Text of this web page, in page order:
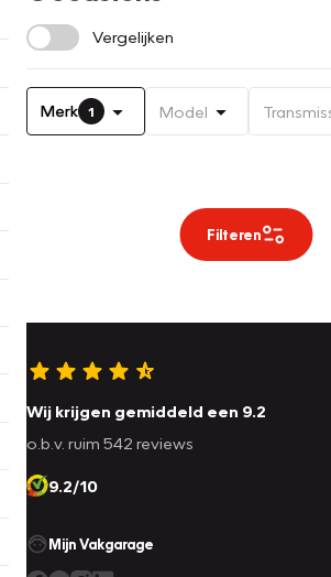
Vergelijken
Merk 1 Model
Filteren
Wij krijgen gemiddeld een 9.2
o.b.v. ruim 542 reviews
9.2/10
Mijn Vakgarage